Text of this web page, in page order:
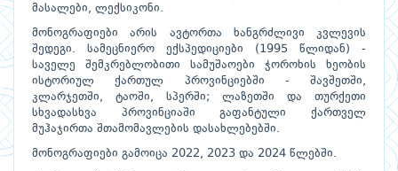
მასალები, ლექსიკონი.
მონოგრაფიები არის ავტორთა ხანგრძლივი კვლევის
შედეგი. სამეცნიერო ექსპედიციები (1995 წლიდან) -
საველე შემკრებლობითი სამუშაოები ჭოროხის ხეობის
ისტორიულ ქართულ პროვინციებში - შავშეთში,
კლარჯეთში, ტაოში, სპერში; ლაზეთში და თურქეთი
სხვადასხვა პროვინციაში გაფანტული ქართველ
მუჰაჯირთა შთამომავლების დასახლებებში.
მონოგრაფიები გამოიცა 2022, 2023 და 2024 წლებში.